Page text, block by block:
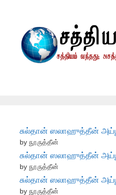
சுல்தான் ஸலாஹுத்தீன்
by நூருத்தீன்
சுல்தான் ஸலாஹுத்தீன்
by நூருத்தீன்
சுல்தான் ஸலாஹுத்தீன்
by நூருத்தீன்